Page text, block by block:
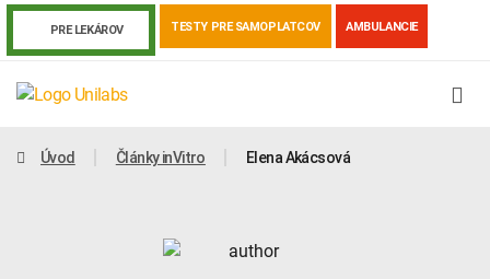
PRE LEKÁROV TESTY PRE SAMOPLATCOV AMBULANCIE
Úvod Články inVitro Elena Akácsová